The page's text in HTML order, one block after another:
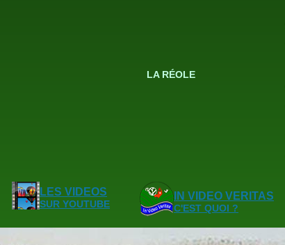
LA RÉOLE
LES VIDEOS
SUR YOUTUBE
IN VIDEO VERITAS
C'EST QUOI ?